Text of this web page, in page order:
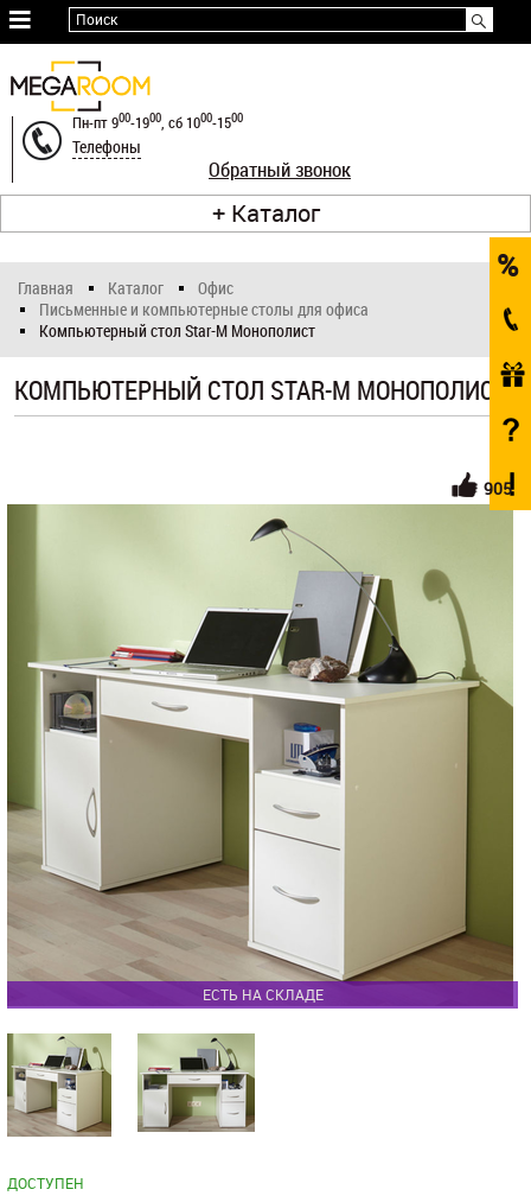
≡
Оплата
и
доставка
О
нас
Статьи
Рассрочка
Поиск
Пн-пт 900-1900, сб 1000-1500
Телефоны
Обратный звонок
Каталог
Главная Каталог
Офис
Письменные и компьютерные столы для офиса
Компьютерный стол Star-M Монополист
КОМПЬЮТЕРНЫЙ СТОЛ STAR-M МОНОПОЛИСТ
ЕСТЬ НА СКЛАДЕ
905
ДОСТУПЕН